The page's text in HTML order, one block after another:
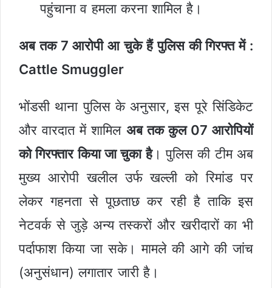
पहुंचाना व हमला करना शामिल है।
अब तक 7 आरोपी आ चुके हैं पुलिस की गिरफ्त में :
Cattle Smuggler
भोंडसी थाना पुलिस के अनुसार, इस पूरे सिंडिकेट
और वारदात में शामिल अब तक कुल 07 आरोपियों
को गिरफ्तार किया जा चुका है। पुलिस की टीम अब
मुख्य आरोपी खलील उर्फ खल्ली को रिमांड पर
लेकर गहनता से पूछताछ कर रही है ताकि इस
नेटवर्क से जुड़े अन्य तस्करों और खरीदारों का भी
पर्दाफाश किया जा सके। मामले की आगे की जांच
(अनुसंधान) लगातार जारी है।